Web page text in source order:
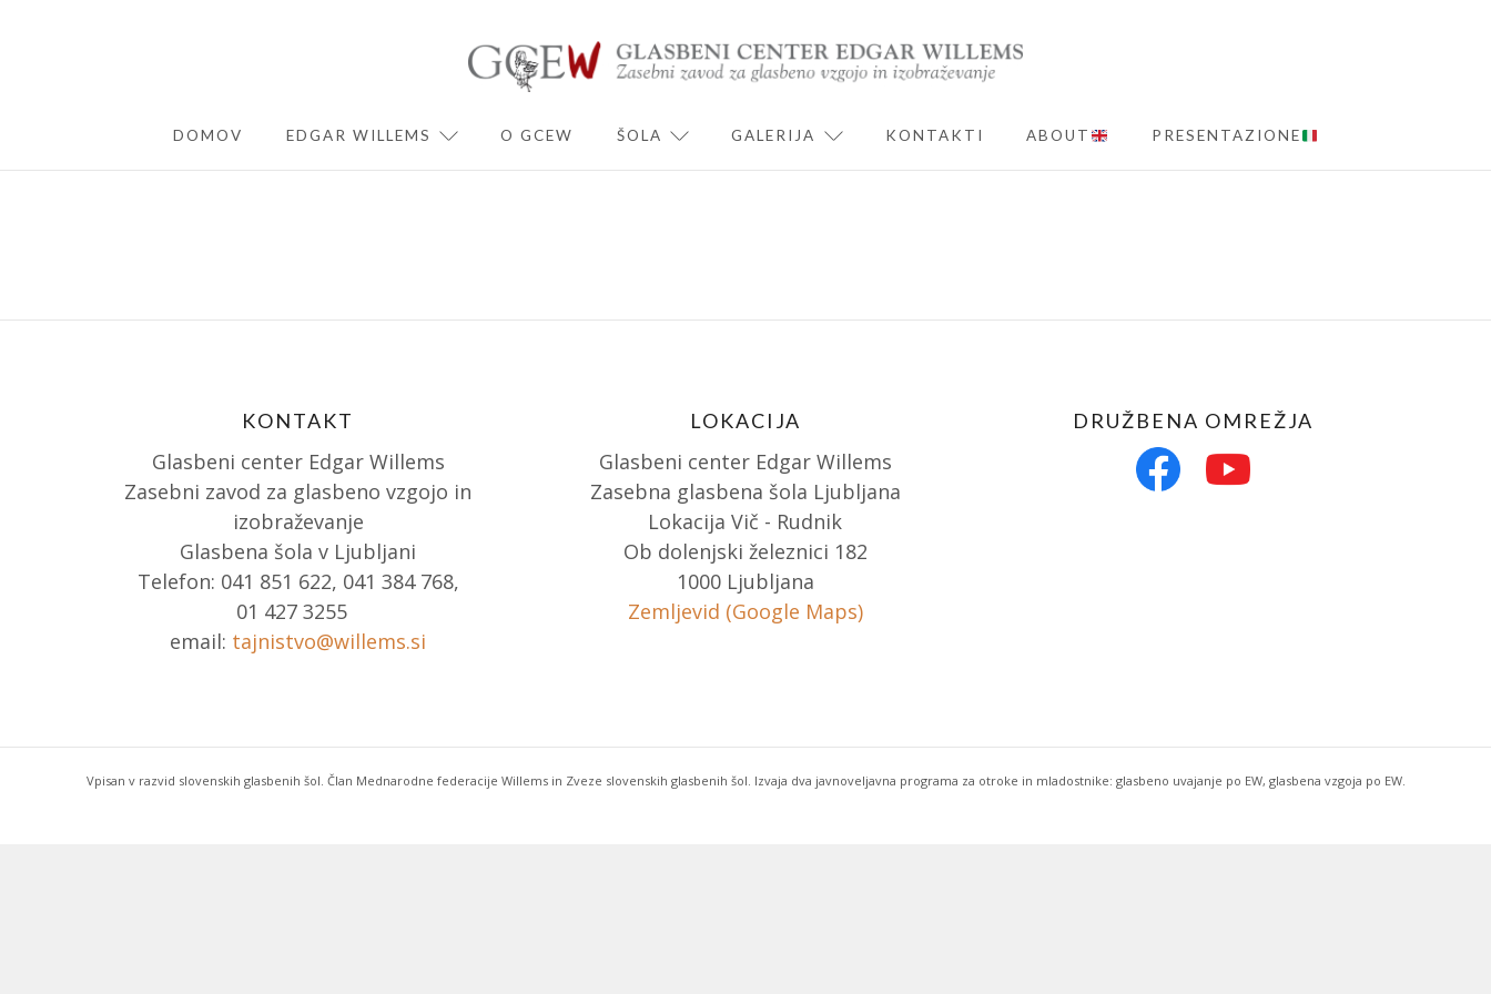
DOMOV EDGAR WILLEMS EXPAND CHILD MENU
O GCEW ŠOLA EXPAND CHILD MENU
GALERIJA EXPAND CHILD MENU
KONTAKTI ABOUT PRESENTAZIONE
KONTAKT
Glasbeni center Edgar Willems
Zasebni zavod za glasbeno vzgojo in
izobraževanje
Glasbena šola v Ljubljani
Telefon: 041 851 622, 041 384 768,
01 427 3255
email: tajnistvo@willems.si
LOKACIJA
Glasbeni center Edgar Willems
Zasebna glasbena šola Ljubljana
Lokacija Vič - Rudnik
Ob dolenjski železnici 182
1000 Ljubljana
Zemljevid (Google Maps)
DRUŽBENA OMREŽJA
Vpisan v razvid slovenskih glasbenih šol. Član Mednarodne federacije Willems in Zveze slovenskih glasbenih šol. Izvaja dva javnoveljavna programa za otroke in mladostnike: glasbeno uvajanje po EW, glasbena vzgoja po EW.